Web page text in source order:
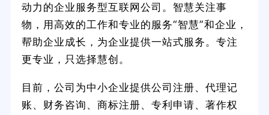
动力的企业服务型互联网公司。智慧关注事
物，用高效的工作和专业的服务“智慧”和企业，
帮助企业成长，为企业提供一站式服务。专注
更专业，只选择慧创。
目前，公司为中小企业提供公司注册、代理记
账、财务咨询、商标注册、专利申请、著作权